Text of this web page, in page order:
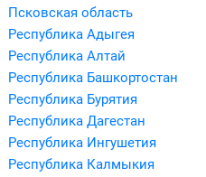
Псковская область
Республика Адыгея
Республика Алтай
Республика Башкортостан
Республика Бурятия
Республика Дагестан
Республика Ингушетия
Республика Калмыкия